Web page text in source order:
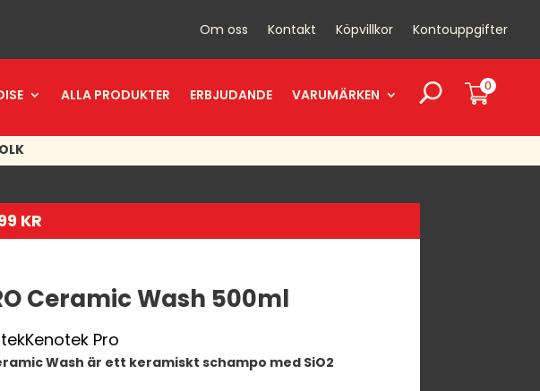
Om oss Kontakt Köpvillkor Kontouppgifter
ALLA PRODUKTER ERBJUDANDE VARUMÄRKEN
0
KR
Ceramic Wash 500ml
Kenotek Pro
Wash är ett keramiskt schampo med SiO2